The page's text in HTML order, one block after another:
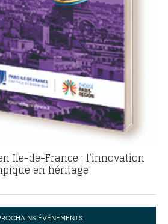
Ile-de-France : l’innovation
en héritage
ÉVÉNEMENTS